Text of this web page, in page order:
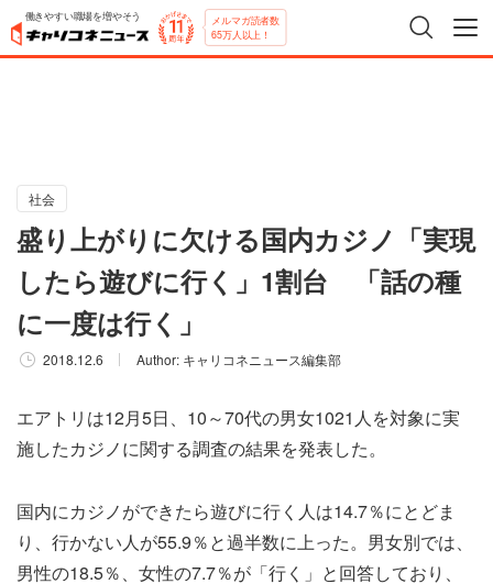
働きやすい職場を増やそう メルマガ読者数
65万人以上！
社会
盛り上がりに欠ける国内カジノ「実現
したら遊びに行く」1割台 「話の種
に一度は行く」
2018.12.6 Author: キャリコネニュース編集部
エアトリは12月5日、10～70代の男女1021人を対象に実
施したカジノに関する調査の結果を発表した。
国内にカジノができたら遊びに行く人は14.7％にとどま
り、行かない人が55.9％と過半数に上った。男女別では、
男性の18.5％、女性の7.7％が「行く」と回答しており、